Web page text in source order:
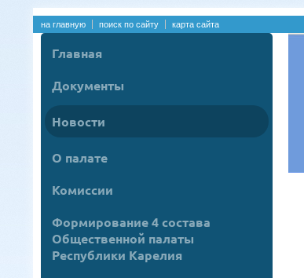
на главную поиск по сайту карта сайта
Главная
Документы
Новости
О палате
Комиссии
Формирование 4 состава
Общественной палаты
Республики Карелия